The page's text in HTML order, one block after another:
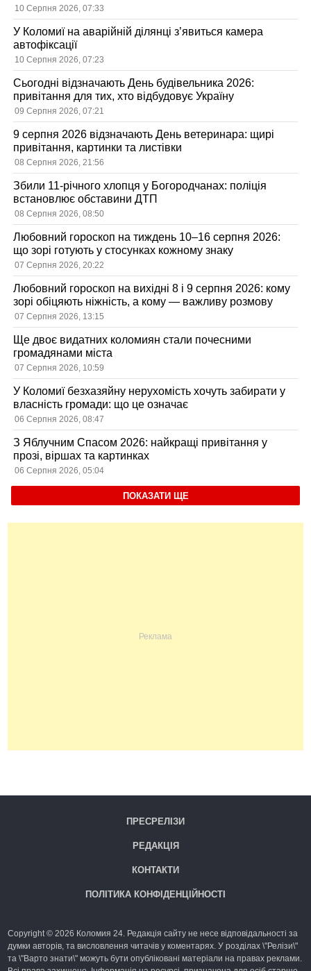
10 Серпня 2026, 07:33
У Коломиї на аварійній ділянці з’явиться камера
автофіксації
10 Серпня 2026, 07:23
Сьогодні відзначають День будівельника 2026:
привітання для тих, хто відбудовує Україну
09 Серпня 2026, 07:21
9 серпня 2026 відзначають День ветеринара: щирі
привітання, картинки та листівки
08 Серпня 2026, 21:56
Збили 11-річного хлопця у Богородчанах: поліція
встановлює обставини ДТП
08 Серпня 2026, 08:50
Любовний гороскоп на тиждень 10–16 серпня 2026:
що зорі готують у стосунках кожному знаку
07 Серпня 2026, 20:22
Любовний гороскоп на вихідні 8 і 9 серпня 2026: кому
зорі обіцяють ніжність, а кому — важливу розмову
07 Серпня 2026, 13:15
Ще двоє видатних коломиян стали почесними
громадянами міста
07 Серпня 2026, 10:59
У Коломиї безхазяйну нерухомість хочуть забирати у
власність громади: що це означає
06 Серпня 2026, 08:47
З Яблучним Спасом 2026: найкращі привітання у
прозі, віршах та картинках
06 Серпня 2026, 05:04
ПОКАЗАТИ ЩЕ
ПРЕСРЕЛІЗИ
РЕДАКЦІЯ
КОНТАКТИ
ПОЛІТИКА КОНФІДЕНЦІЙНОСТІ
Copyright © 2026 Коломия 24. Редакція сайту не несе відповідальності за
думки авторів, та висловлення читачів у коментарях. У розділах \"Релізи\"
та \"Варто знати\" можуть бути опубліковані матеріали на правах реклами.